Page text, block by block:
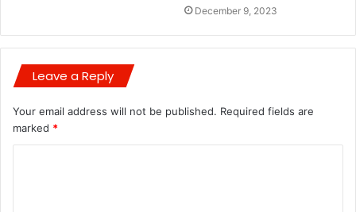
December 9, 2023
Leave a Reply
Your email address will not be published. Required fields are
marked *